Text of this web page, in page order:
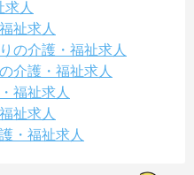
人
祉求人
の介護・福祉求人
介護・福祉求人
福祉求人
祉求人
・福祉求人